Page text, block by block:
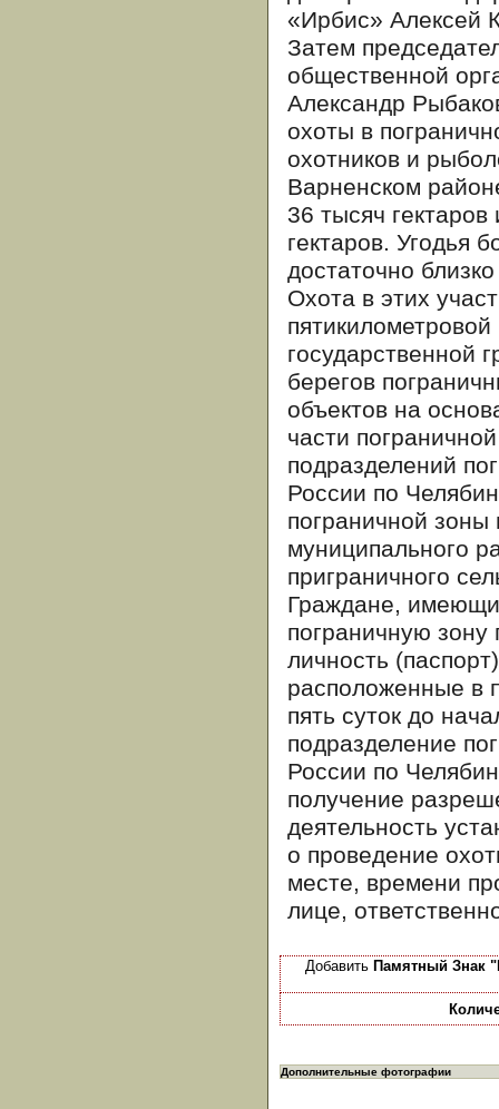
«Ирбис» Алексей
Затем
общественной
Александр
охоты в
охотников и
Варненском
36 тысяч
гектаров. Угодья
достаточно
Охота в этих
государственной
берегов
объектов на
части
подразделений
России по
пограничной зоны
муниципального
приграничного
Граждане,
пограничную
личность
расположенные в
пять суток до
подразделение
России по
получение
деятельность
о проведение
месте, времени
лице,
Добавить Памятный Знак
Дополнительные фотографии